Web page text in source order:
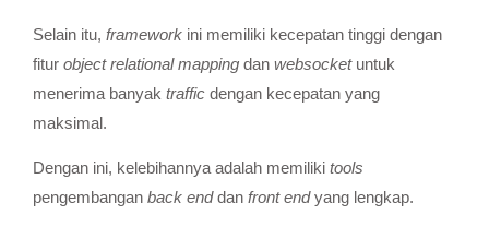
Selain itu, framework ini memiliki kecepatan tinggi dengan
fitur object relational mapping dan websocketuntuk
menerima banyak traffic dengan kecepatan yang
maksimal.
Dengan ini, kelebihannya adalah memiliki tools
pengembangan back enddan front endyang lengkap.